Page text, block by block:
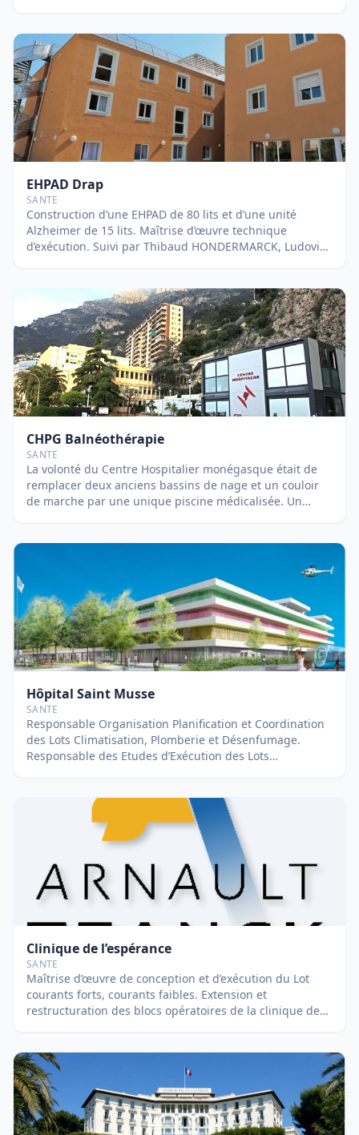
HONDERMARCK et Ludovic PIOCHAUD.
EHPAD Drap
SANTE
Construction d’une EHPAD de 80 lits et d’une unité
Alzheimer de 15 lits. Maîtrise d’œuvre technique
d’exécution. Suivi par Thibaud HONDERMARCK, Ludovic
CHPG Balnéothérapie
SANTE
La volonté du Centre Hospitalier monégasque était de
remplacer deux anciens bassins de nage et un couloir
de marche par une unique piscine médicalisée. Un
l’hygiène (pédiluve par jet au brome, emploi de grès
cérame) ainsi qu’à l’accessibilité dans l’ensemble de la
zone pour les personnes en fauteuils roulants. Maitrise
d’œuvre des lots Fluides. Contractant principal :
INGEROP Conseil & Ingénierie. Suivi par Nicolas
BERNARDEAU.
Hôpital Saint Musse
SANTE
Responsable Organisation Planification et Coordination
des Lots Climatisation, Plomberie et Désenfumage.
Responsable des Etudes d’Exécution des Lots
Sainte Musse, regroupant des activités de Médecine,
Chirurgie, Obstétrique et Psychiatrie d’un total de 736
lits et places et disposant d’un plateau technique
complet. Contractant principal: Tunzini. Suivi par Nicolas
BERNARDEAU
Clinique de l’espérance
SANTE
Maîtrise d’œuvre de conception et d’exécution du Lot
courants forts, courants faibles. Extension et
restructuration des blocs opératoires de la clinique de
restructuration des locaux existants. Suivi par Fabien DI
VINCENZO.